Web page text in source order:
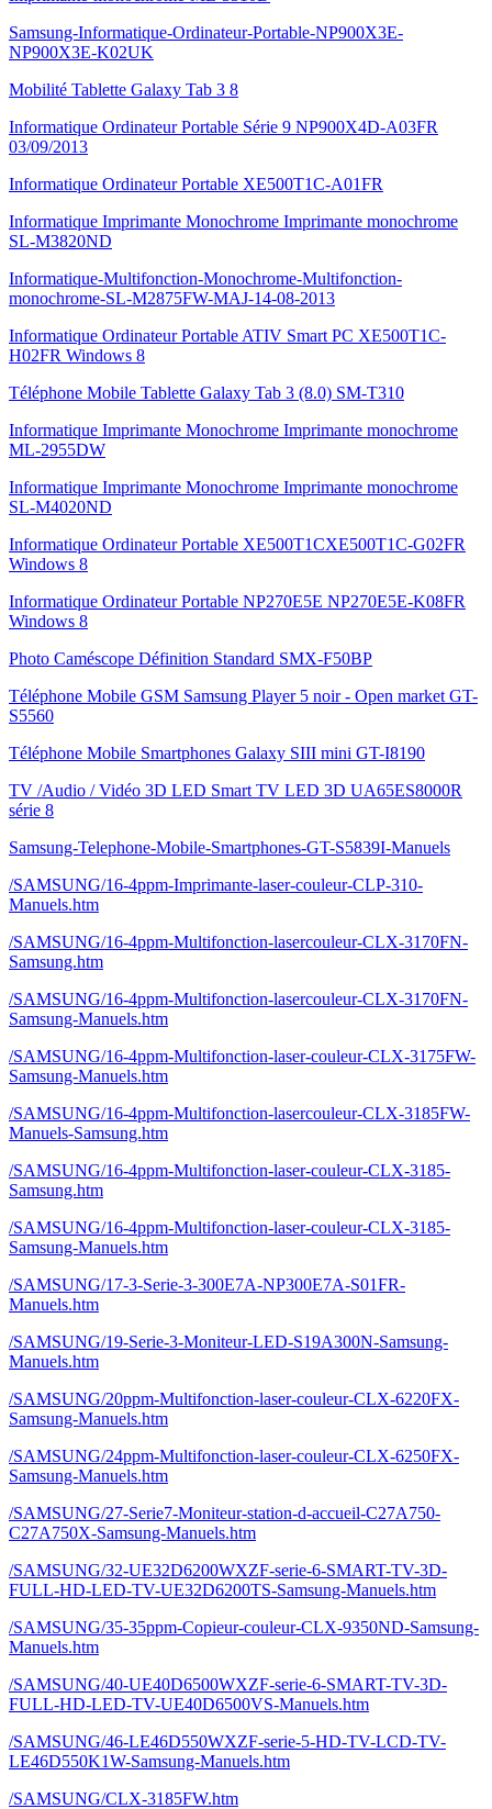
Samsung-Informatique-Ordinateur-Portable-NP900X3E-
NP900X3E-K02UK
Mobilité Tablette Galaxy Tab 3 8
Informatique Ordinateur Portable Série 9 NP900X4D-A03FR
03/09/2013
Informatique Ordinateur Portable XE500T1C-A01FR
Informatique Imprimante Monochrome Imprimante monochrome
SL-M3820ND
Informatique-Multifonction-Monochrome-Multifonction-
monochrome-SL-M2875FW-MAJ-14-08-2013
Informatique Ordinateur Portable ATIV Smart PC XE500T1C-
H02FR Windows 8
Téléphone Mobile Tablette Galaxy Tab 3 (8.0) SM-T310
Informatique Imprimante Monochrome Imprimante monochrome
ML-2955DW
Informatique Imprimante Monochrome Imprimante monochrome
SL-M4020ND
Informatique Ordinateur Portable XE500T1CXE500T1C-G02FR
Windows 8
Informatique Ordinateur Portable NP270E5E NP270E5E-K08FR
Windows 8
Photo Caméscope Définition Standard SMX-F50BP
Téléphone Mobile GSM Samsung Player 5 noir - Open market GT-
S5560
Téléphone Mobile Smartphones Galaxy SIII mini GT-I8190
TV /Audio / Vidéo 3D LED Smart TV LED 3D UA65ES8000R
série 8
Samsung-Telephone-Mobile-Smartphones-GT-S5839I-Manuels
/SAMSUNG/16-4ppm-Imprimante-laser-couleur-CLP-310-
Manuels.htm
/SAMSUNG/16-4ppm-Multifonction-lasercouleur-CLX-3170FN-
Samsung.htm
/SAMSUNG/16-4ppm-Multifonction-lasercouleur-CLX-3170FN-
Samsung-Manuels.htm
/SAMSUNG/16-4ppm-Multifonction-laser-couleur-CLX-3175FW-
Samsung-Manuels.htm
/SAMSUNG/16-4ppm-Multifonction-lasercouleur-CLX-3185FW-
Manuels-Samsung.htm
/SAMSUNG/16-4ppm-Multifonction-laser-couleur-CLX-3185-
Samsung.htm
/SAMSUNG/16-4ppm-Multifonction-laser-couleur-CLX-3185-
Samsung-Manuels.htm
/SAMSUNG/17-3-Serie-3-300E7A-NP300E7A-S01FR-
Manuels.htm
/SAMSUNG/19-Serie-3-Moniteur-LED-S19A300N-Samsung-
Manuels.htm
/SAMSUNG/20ppm-Multifonction-laser-couleur-CLX-6220FX-
Samsung-Manuels.htm
/SAMSUNG/24ppm-Multifonction-laser-couleur-CLX-6250FX-
Samsung-Manuels.htm
/SAMSUNG/27-Serie7-Moniteur-station-d-accueil-C27A750-
C27A750X-Samsung-Manuels.htm
/SAMSUNG/32-UE32D6200WXZF-serie-6-SMART-TV-3D-
FULL-HD-LED-TV-UE32D6200TS-Samsung-Manuels.htm
/SAMSUNG/35-35ppm-Copieur-couleur-CLX-9350ND-Samsung-
Manuels.htm
/SAMSUNG/40-UE40D6500WXZF-serie-6-SMART-TV-3D-
FULL-HD-LED-TV-UE40D6500VS-Manuels.htm
/SAMSUNG/46-LE46D550WXZF-serie-5-HD-TV-LCD-TV-
LE46D550K1W-Samsung-Manuels.htm
/SAMSUNG/CLX-3185FW.htm